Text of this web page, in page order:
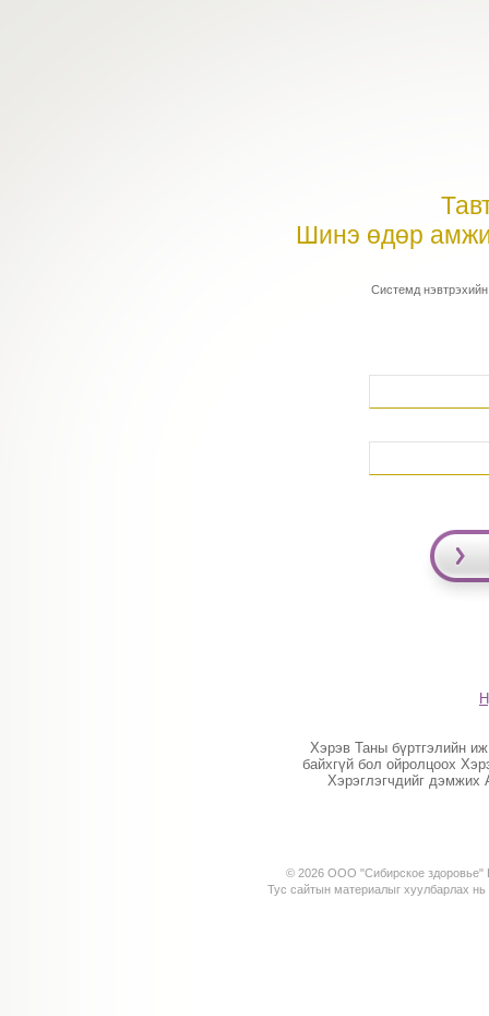
Шинэ өдөр
Системд нэвтрэхийн
Хэрэв Таны бүртгэлийн
байхгүй бол ойролцоох
Хэрэглэгчдийг
© 2026 ООО "Сибирское здоровье"
Тус сайтын материалыг хуулбарлах нь